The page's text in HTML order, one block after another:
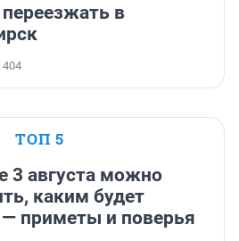
в
404
ТОП 5
3 августа можно
каким будет
приметы и поверья